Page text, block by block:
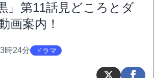
」第11話見どころとダ
画案内！
時24分 ドラマ